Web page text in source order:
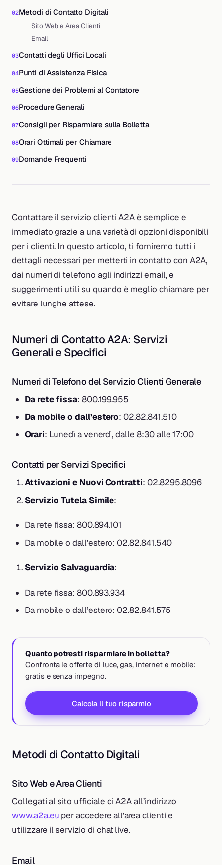
Metodi di Contatto Digitali
Sito Web e Area Clienti
Email
Contatti degli Uffici Locali
Punti di Assistenza Fisica
Gestione dei Problemi al Contatore
Procedure Generali
Consigli per Risparmiare sulla Bolletta
Orari Ottimali per Chiamare
Domande Frequenti
Contattare il servizio clienti A2A è semplice e
immediato grazie a una varietà di opzioni disponibili
per i clienti. In questo articolo, ti forniremo tutti i
dettagli necessari per metterti in contatto con A2A,
dai numeri di telefono agli indirizzi email, e
suggerimenti utili su quando è meglio chiamare per
evitare lunghe attese.
Numeri di Contatto A2A: Servizi
Generali e Specifici
Numeri di Telefono del Servizio Clienti Generale
Da rete fissa: 800.199.955
Da mobile o dall’estero: 02.82.841.510
Orari: Lunedì a venerdì, dalle 8:30 alle 17:00
Contatti per Servizi Specifici
Attivazioni e Nuovi Contratti: 02.8295.8096
Servizio Tutela Simile:
Da rete fissa: 800.894.101
Da mobile o dall’estero: 02.82.841.540
Servizio Salvaguardia:
Da rete fissa: 800.893.934
Da mobile o dall’estero: 02.82.841.575
Quanto potresti risparmiare in bolletta?
Confronta le offerte di luce, gas, internet e mobile:
gratis e senza impegno.
Calcola il tuo risparmio
Metodi di Contatto Digitali
Sito Web e Area Clienti
Collegati al sito ufficiale di A2A all’indirizzo
www.a2a.eu per accedere all’area clienti e
utilizzare il servizio di chat live.
Email